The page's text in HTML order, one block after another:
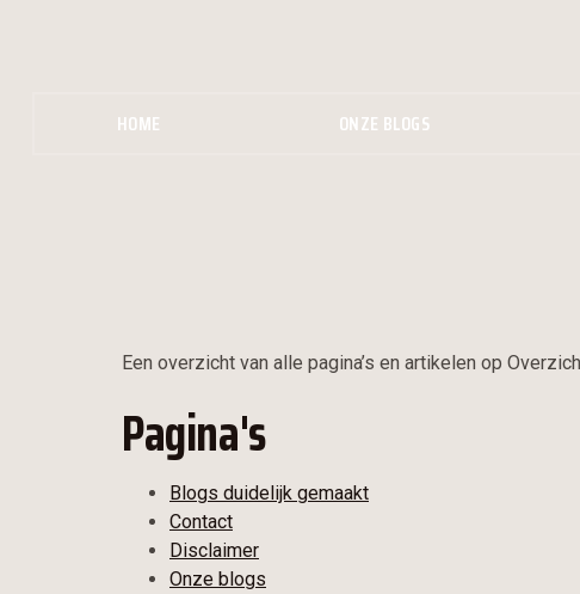
HOME ONZE BLOGS
Een overzicht van alle pagina’s en artikelen op
Pagina's
Blogs duidelijk gemaakt
Contact
Disclaimer
Onze blogs